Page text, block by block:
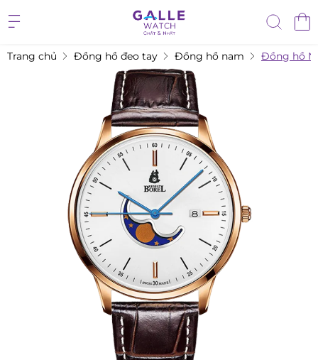
Trang chủ Đồng hồ đeo tay Đồng hồ nam Đồng hồ